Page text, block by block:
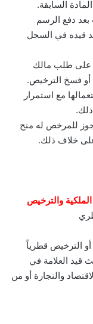
السابقة.
دفع الرسم
قيده في السجل
على طلب مالك
أو فسخ الترخيص.
مع استمرار
للمرخص له منح
خلاف ذلك.
الملكية والترخيص
الترخيص قطرياً
قيد العلامة في
والتجارة أو من